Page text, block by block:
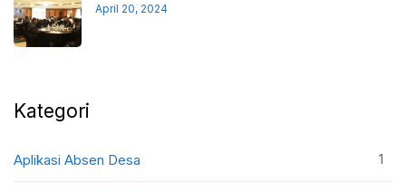
April 20, 2024
Kategori
Aplikasi Absen Desa 1